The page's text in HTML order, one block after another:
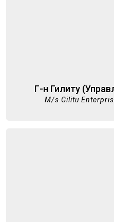
Г-н Гилиту
M/s Gilitu